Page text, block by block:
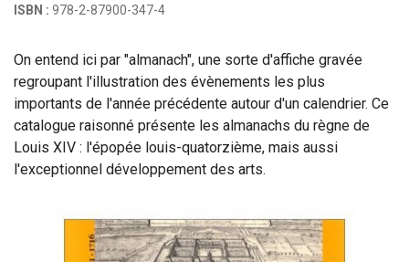
ISBN : 978-2-87900-347-4
On entend ici par "almanach", une sorte d'affiche gravée
regroupant l'illustration des évènements les plus
importants de l'année précédente autour d'un calendrier. Ce
catalogue raisonné présente les almanachs du règne de
Louis XIV : l'épopée louis-quatorzième, mais aussi
l'exceptionnel développement des arts.